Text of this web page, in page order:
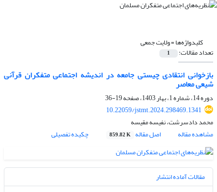
کلیدواژه‌ها =ولایت جمعی
تعداد مقالات: 1
بازخوانی انتقادی چیستی جامعه در اندیشه اجتماعی متفکران قرآنی
شیعی معاصر
دوره 14، شماره 1، بهار 1403، صفحه
19-36
10.22059/jstmt.2024.298469.1341
محمد دادسرشت، نفیسه مقیسه
مشاهده مقاله
اصل مقاله 859.82 K چکیده تفصیلی
مقالات آماده انتشار